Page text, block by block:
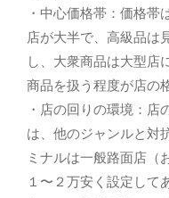
・中心価格帯：価格帯
店が大半で、高級品は
し、大衆商品は大型店
商品を扱う程度が店の
・店の回りの環境：店
は、他のジャンルと対
ミナルは一般路面店（
１〜２万安く設定して